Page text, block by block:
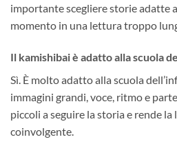
importante scegliere storie adatte
momento in una lettura troppo
Il kamishibai è adatto alla scuola
Sì. È molto adatto alla scuola
immagini grandi, voce, ritmo e
piccoli a seguire la storia e rende
coinvolgente.